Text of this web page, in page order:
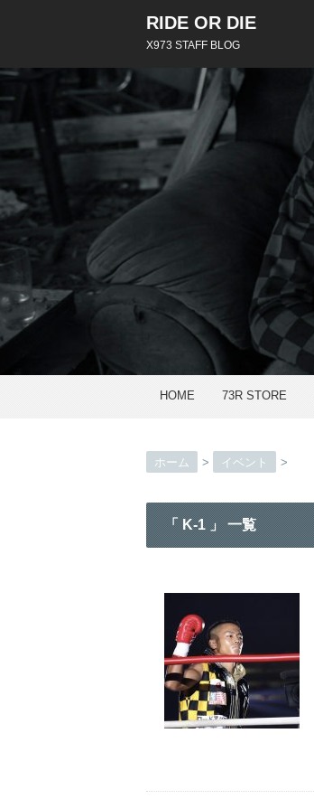
RIDE OR DIE
X973 STAFF BLOG
HOME 73R STORE
ホーム > イベント >
「 K-1 」 一覧